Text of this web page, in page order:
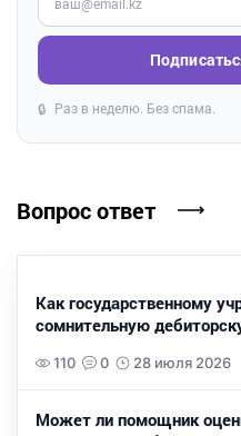
🔒 Раз в неделю. Без спама.
Вопрос ответ
Как государственному
сомнительную
110 0 28 июля 2026
Может ли помощник